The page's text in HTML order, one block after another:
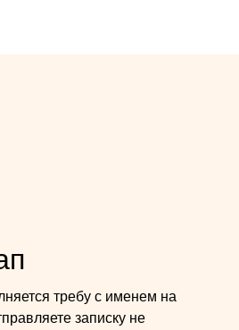
требу с именем на
записку не